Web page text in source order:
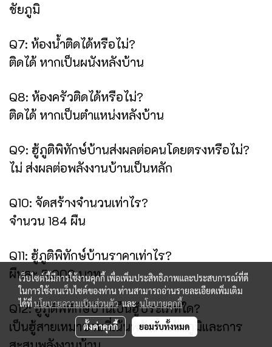
ชัยภูมิ
Q7: ห้องน้ำติดได้หรือไม่?
ติดได้ หากเป็นผนังหลังบ้าน
Q8: ห้องครัวติดได้หรือไม่?
ติดได้ หากเป็นตำแหน่งหลังบ้าน
Q9: ฮู้ภูติพิทักษ์บ้านส่งผลต่อคนโดยตรงหรือไม่?
ไม่ ส่งผลต่อพลังงานบ้านเป็นหลัก
Q10: จัดสร้างจำนวนเท่าไร?
จำนวน 184 ผืน
Q11: ฮู้ภูติพิทักษ์บ้านราคาเท่าไร?
ผืนละ 5,000 บาท
Q12: ฮู้ภูติพิทักษ์บ้านเป็นฮู้ประเภทใด?
เป็นฮู้สายเหมาซานที่เน้นพลังงานชัยภูมิและการ
เว็บไซต์นี้มีการใช้งานคุกกี้ เพื่อเพิ่มประสิทธิภาพและประสบการณ์ที่ดี
ในการใช้งานเว็บไซต์ของท่าน ท่านสามารถอ่านรายละเอียดเพิ่มเติม
ได้ที่นโยบายความเป็นส่วนตัวและนโยบายคุกกี้
ตั้งค่าคุกกี้ ยอมรับทั้งหมด